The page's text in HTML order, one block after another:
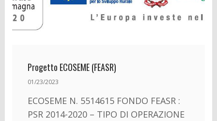
Progetto ECOSEME (FEASR)
01/23/2023
ECOSEME N. 5514615 FONDO FEASR :
PSR 2014-2020 – TIPO DI OPERAZIONE